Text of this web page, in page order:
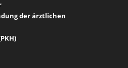
der ärztlichen